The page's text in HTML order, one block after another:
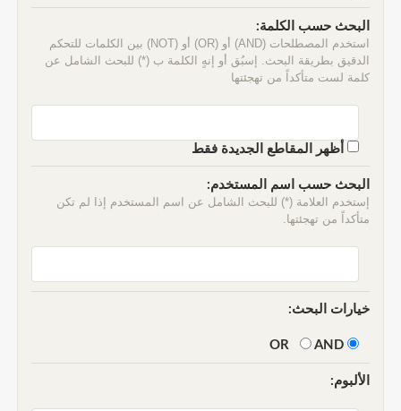
البحث حسب الكلمة:
استخدم المصطلحات (AND) أو (OR) أو (NOT) بين الكلمات للتحكم
الدقيق بطريقة البحث. إسبُق أو إنهٍ الكلمة ب (*) للبحث الشامل عن
كلمة لست متأكداً من تهجئتها
أظهر المقاطع الجديدة فقط
البحث حسب اسم المستخدم:
إستخدم العلامة (*) للبحث الشامل عن اسم المستخدم إذا لم تكن
متأكداً من تهجئتها.
خيارات البحث:
AND
الألبوم: